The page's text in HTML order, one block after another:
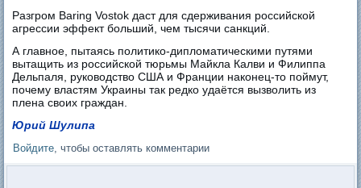
Разгром Baring Vostok даст для сдерживания российской
агрессии эффект больший, чем тысячи санкций.
А главное, пытаясь политико-дипломатическими путями
вытащить из российской тюрьмы Майкла Калви и Филиппа
Дельпаля, руководство США и Франции наконец-то поймут,
почему властям Украины так редко удаётся вызволить из
плена своих граждан.
Юрий Шулипа
Войдите , чтобы оставлять комментарии